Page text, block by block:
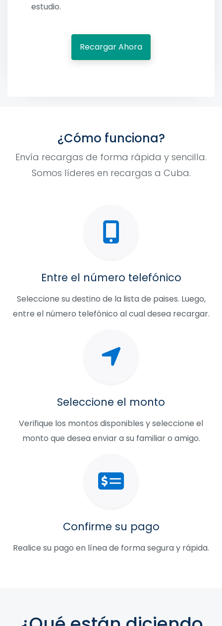
estudio.
Recargar Ahora
¿Cómo funciona?
Envía recargas de forma rápida y sencilla.
Somos líderes en recargas a Cuba.
Entre el número telefónico
Seleccione su destino de la lista de paises. Luego,
entre el número telefónico al cual desea recargar.
Seleccione el monto
Verifique los montos disponibles y seleccione el
monto que desea enviar a su familiar o amigo.
Confirme su pago
Realice su pago en línea de forma segura y rápida.